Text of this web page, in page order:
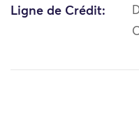
Ligne de Crédit: